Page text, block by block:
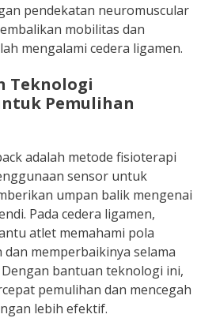
pendekatan neuromuscular
mobilitas dan
mengalami cedera ligamen.
Teknologi
Pemulihan
adalah metode fisioterapi
sensor untuk
umpan balik mengenai
Pada cedera ligamen,
atlet memahami pola
memperbaikinya selama
bantuan teknologi ini,
pemulihan dan mencegah
lebih efektif.